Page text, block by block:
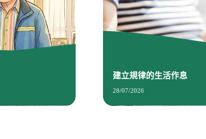
建立規律的生活作息
28/07/2026